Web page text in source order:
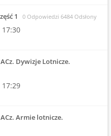
1 0 Odpowiedzi 6484 Odsłony
Dywizje Lotnicze.
Armie lotnicze.